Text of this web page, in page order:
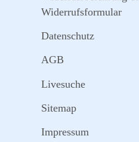
Widerrufsformular
Datenschutz
AGB
Livesuche
Sitemap
Impressum